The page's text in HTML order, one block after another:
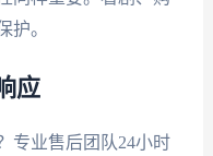
护。
应
专业售后团队24小时